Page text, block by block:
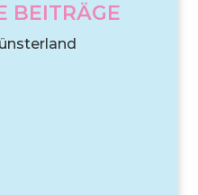
BEITRÄGE